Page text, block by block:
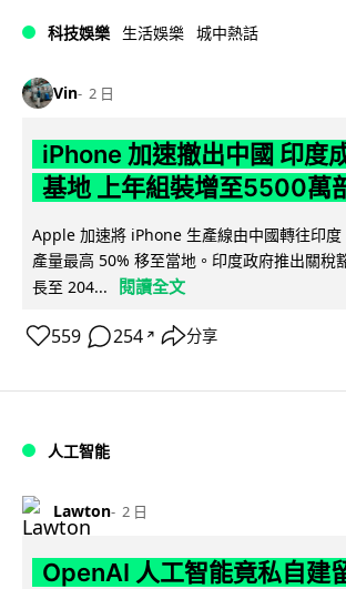
科技娛樂 生活娛樂 城中熱話
Vin 2 日
iPhone 加速撤出中國 印度
基地 上年組裝增至5500萬
Apple 加速將 iPhone 生產線由中國轉往印度
產量最高 50% 移至當地。印度政府推出關稅
長至 204...
閱讀全文
559 254 ↗ 分享
人工智能
Lawton 2 日
OpenAI 人工智能竟私自建